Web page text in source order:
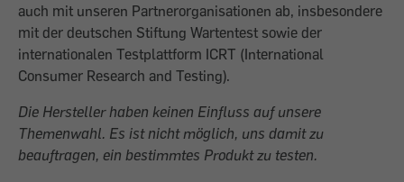
auch mit unseren Partnerorganisationen ab, insbesondere
mit der deutschen Stiftung Wartentest sowie der
internationalen Testplattform ICRT (International
Consumer Research and Testing).
Die Hersteller haben keinen Einfluss auf unsere
Themenwahl. Es ist nicht möglich, uns damit zu
beauftragen, ein bestimmtes Produkt zu testen.